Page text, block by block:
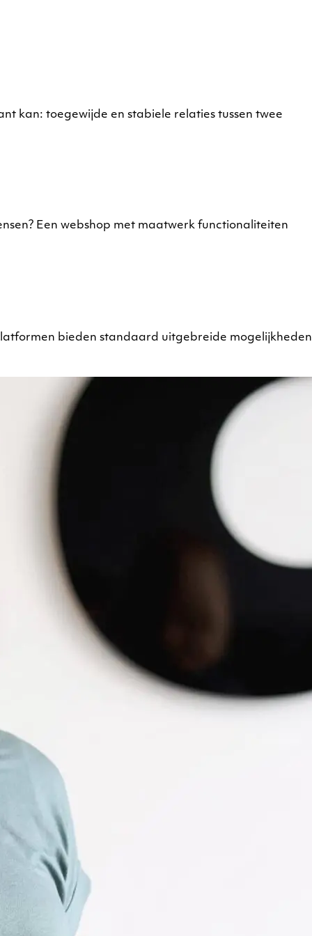
kan: toegewijde en stabiele relaties tussen twee
Een webshop met maatwerk functionaliteiten
bieden standaard uitgebreide mogelijkheden